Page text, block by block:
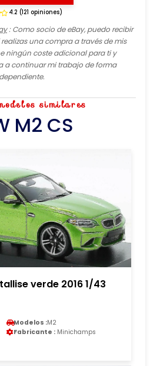
4.2 (121 opiniones)
: Como socio de eBay, puedo recibir
una compra a través de mis
ningún coste adicional para ti y
a continuar mi trabajo de forma
similares
M2 CS
verde 2016 1/43
Modelos :M2
Fabricante : Minichamps